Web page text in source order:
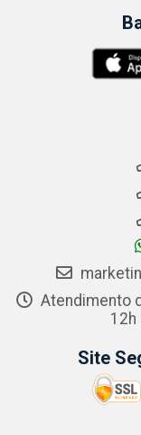
Atendimento
12h
Site